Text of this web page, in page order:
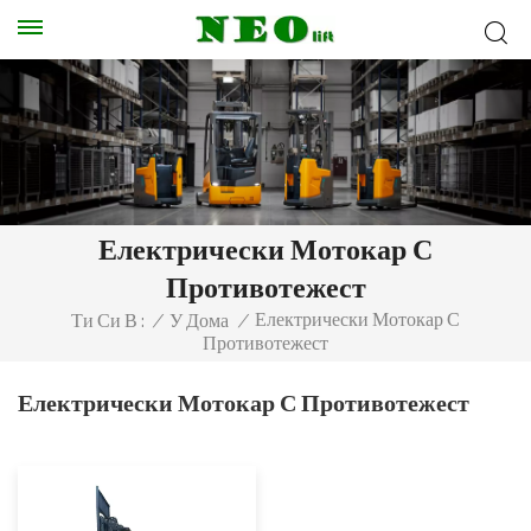
Електрически Мотокар С
Противотежест
Ти Си В : / У Дома / Електрически Мотокар С
Противотежест
Електрически Мотокар С Противотежест